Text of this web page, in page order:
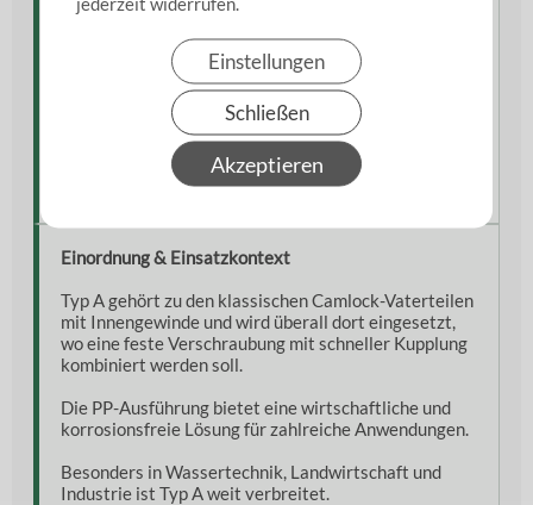
Einstellungen
Schließen
Akzeptieren
aufgeschraubt und anschließend mit einer Camlock-
Mutterkupplung verbunden.
Die Verbindung erfolgt schnell, sicher und
werkzeuglos über die Hebelmechanik des
Das leichte PP-Material erleichtert die Handhabung
bei mobilen und stationären Anwendungen.
Einordnung & Einsatzkontext
Typ A gehört zu den klassischen Camlock-Vaterteilen
mit Innengewinde und wird überall dort eingesetzt,
wo eine feste Verschraubung mit schneller Kupplung
kombiniert werden soll.
Die PP-Ausführung bietet eine wirtschaftliche und
korrosionsfreie Lösung für zahlreiche Anwendungen.
Besonders in Wassertechnik, Landwirtschaft und
Industrie ist Typ A weit verbreitet.